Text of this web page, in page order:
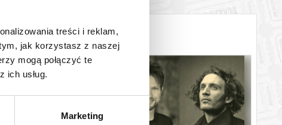
treści i reklam,
jak korzystasz z naszej
mogą połączyć te
ich usług.
Marketing